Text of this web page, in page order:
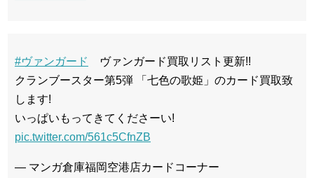
#ヴァンガード
ヴァンガード買取リスト更新!!
クランブースター第5弾 「七色の歌姫」のカード買取致
します!
いっぱいもってきてくださーい!
pic.twitter.com/561c5CfnZB
— マンガ倉庫福岡空港店カードコーナー